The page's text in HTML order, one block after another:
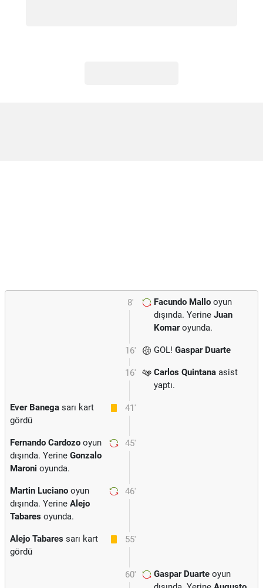
8' Facundo Mallo oyun
dışında. Yerine Juan
Komaroyunda.
16' GOL! Gaspar Duarte
16' Carlos Quintana asist
yaptı.
41'
Ever Banega sarı kart
gördü
45'
Fernando Cardozo oyun
dışında. Yerine Gonzalo
Maroni oyunda.
46'
Martin Luciano oyun
dışında. Yerine Alejo
Tabares oyunda.
55'
Alejo Tabares sarı kart
gördü
60' Gaspar Duarte oyun